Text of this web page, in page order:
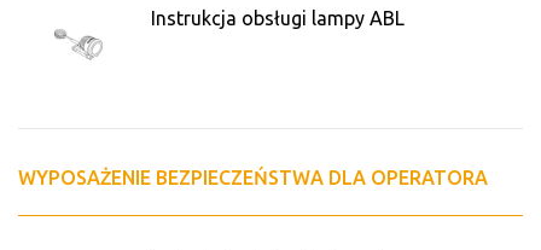
Instrukcja obsługi lampy ABL
WYPOSAŻENIE BEZPIECZEŃSTWA DLA OPERATORA